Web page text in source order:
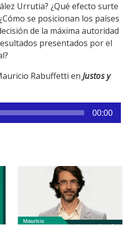
Urrutia? ¿Qué efecto surte
se posicionan los países
de la máxima autoridad
presentados por el
Rabuffetti en Justos y
00:00